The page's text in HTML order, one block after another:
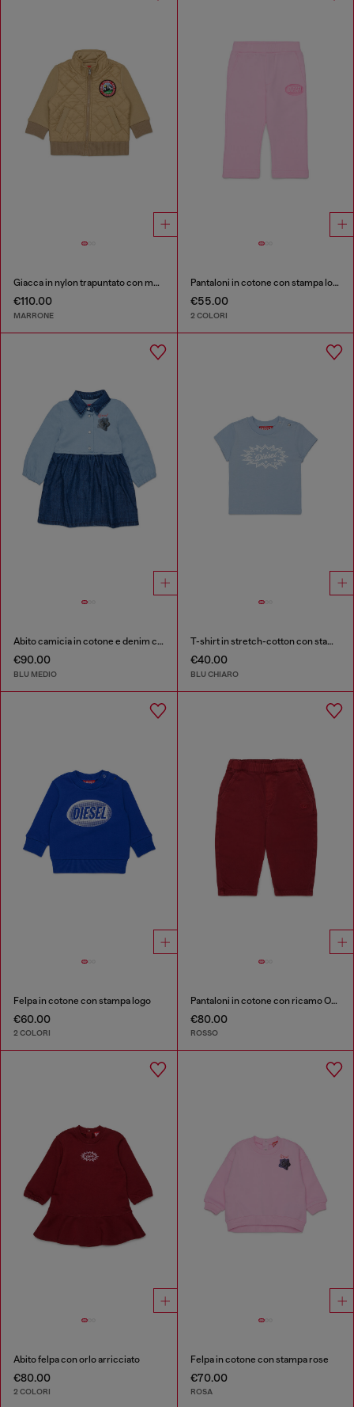
Giacca in nylon trapuntato con maniche in cotone
€110.00
MARRONE
Pantaloni in cotone con stampa logo
€55.00
2 COLORI
Abito camicia in cotone e denim con stampa rose
€90.00
BLU MEDIO
T-shirt in stretch-cotton con stampa logo starburst
€40.00
BLU CHIARO
Felpa in cotone con stampa logo
€60.00
2 COLORI
Pantaloni in cotone con ricamo Oval D
€80.00
ROSSO
Abito felpa con orlo arricciato
€80.00
2 COLORI
Felpa in cotone con stampa rose
€70.00
ROSA